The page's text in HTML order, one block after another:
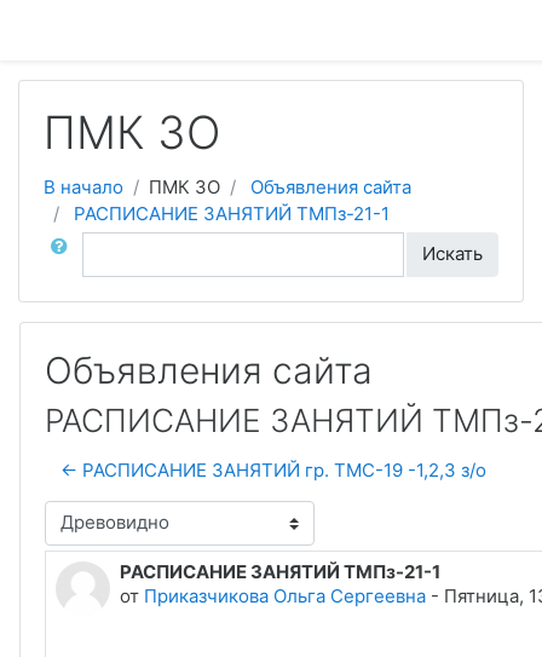
ПМК ЗО
В начало ПМК ЗО
Объявления сайта
РАСПИСАНИЕ ЗАНЯТИЙ ТМПз-21-1
Поиск по форумам
Искать
Объявления сайта
РАСПИСАНИЕ ЗАНЯТИЙ ТМПз-
← РАСПИСАНИЕ ЗАНЯТИЙ гр. ТМС-19 -1,2,3 з/о
Режим отображения
РАСПИСАНИЕ ЗАНЯТИЙ ТМПз-21-1
от Приказчикова Ольга Сергеевна - Пятница,
Количество ответов: 0